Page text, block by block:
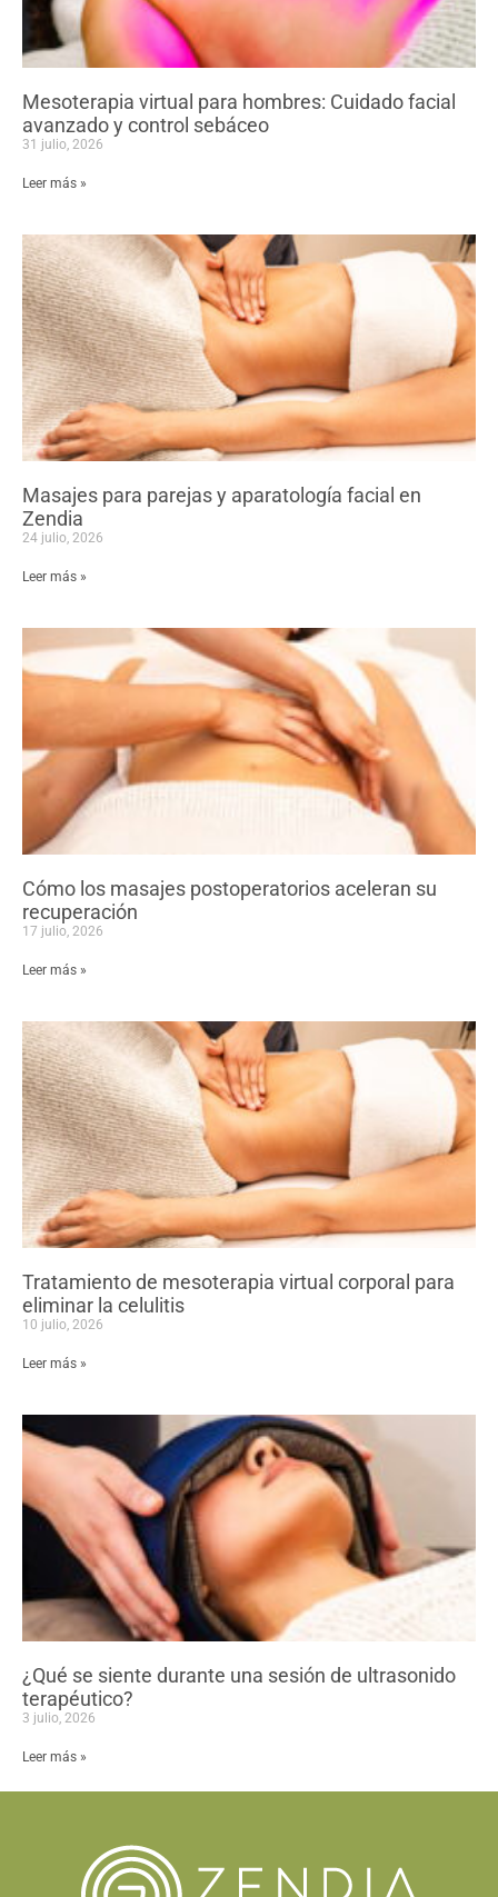
Mesoterapia virtual para hombres: Cuidado facial
avanzado y control sebáceo
31 julio, 2026
Leer más »
Masajes para parejas y aparatología facial en
Zendia
24 julio, 2026
Leer más »
Cómo los masajes postoperatorios aceleran su
recuperación
17 julio, 2026
Leer más »
Tratamiento de mesoterapia virtual corporal para
eliminar la celulitis
10 julio, 2026
Leer más »
¿Qué se siente durante una sesión de ultrasonido
terapéutico?
3 julio, 2026
Leer más »